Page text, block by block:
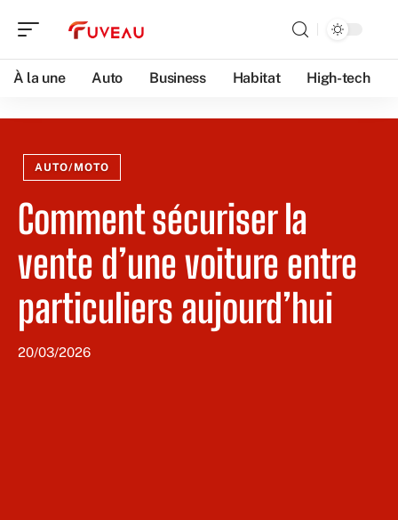
À la une Auto Business Habitat High-tech
AUTO/MOTO
Comment sécuriser la
vente d’une voiture entre
particuliers aujourd’hui
20/03/2026